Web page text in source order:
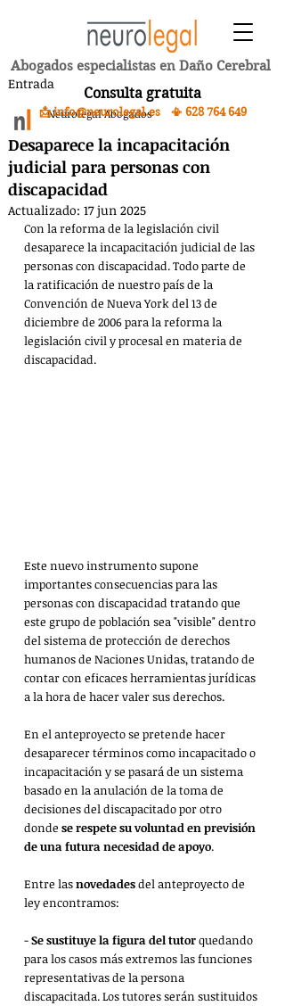
Abogados especialistas en Daño Cerebral
Consulta gratuita
📩 info@neurolegal.es 📳 628 764 649
Entrada
Desaparece la incapacitación
judicial para personas con
discapacidad
Neurolegal Abogados
Actualizado: 17 jun 2025
Con la reforma de la legislación civil
desaparece la incapacitación judicial de las
personas con discapacidad. Todo parte de
la ratificación de nuestro país de la
Convención de Nueva York del 13 de
diciembre de 2006 para la reforma la
legislación civil y procesal en materia de
discapacidad.
Este nuevo instrumento supone
importantes consecuencias para las
personas con discapacidad tratando que
este grupo de población sea "visible" dentro
del sistema de protección de derechos
humanos de Naciones Unidas, tratando de
contar con eficaces herramientas jurídicas
a la hora de hacer valer sus derechos.
En el anteproyecto se pretende hacer
desaparecer términos como incapacitado o
incapacitación y se pasará de un sistema
basado en la anulación de la toma de
decisiones del discapacitado por otro
donde se respete su voluntad en previsión
de una futura necesidad de apoyo.
Entre las novedades del anteproyecto de
ley encontramos:
- Se sustituye la figura del tutor quedando
para los casos más extremos las funciones
representativas de la persona
discapacitada. Los tutores serán sustituidos